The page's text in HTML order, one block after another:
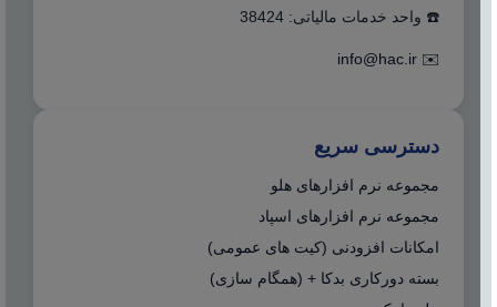
☎️ واحد خدمات مالیاتی: 38424
✉️
info@hac.ir
دسترسی سریع
مجموعه نرم افزارهای هلو
مجموعه نرم افزارهای اسپاد
امکانات افزودنی (کیت های عمومی)
بسته دورکاری بدکا + (همگام سازی)